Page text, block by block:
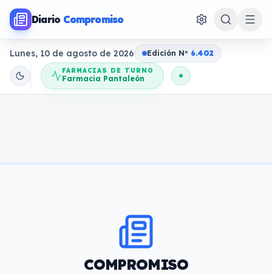
Diario Compromiso
Lunes, 10 de agosto de 2026 Edición No 6.402
FARMACIAS DE TURNO
Farmacia Pantaleón
COMPROMISO